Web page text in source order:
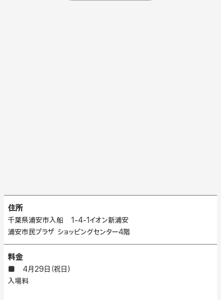
住所
千葉県浦安市入船 1-4-1イオン新浦安
浦安市民プラザ ショッピングセンター4階
料金
■ 4月29日（祝日）
入場料